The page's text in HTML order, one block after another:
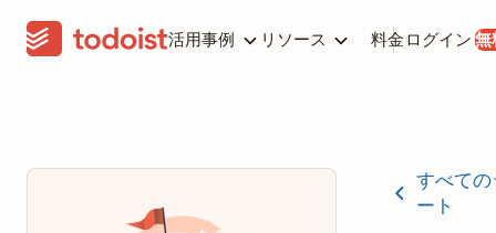
活用事例 リソース 料金 ログイン 無
すべて
ート